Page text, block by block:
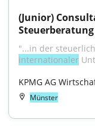
(Junior)
internationaler
KPMG AG
Münster